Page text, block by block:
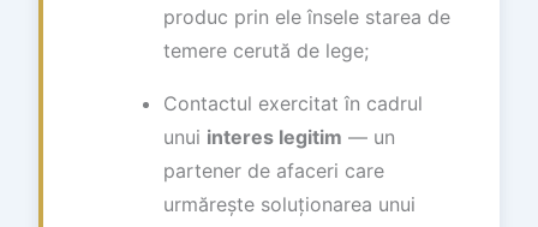
produc prin ele însele starea de
temere cerută de lege;
Contactul exercitat în cadrul
unui interes legitim — un
partener de afaceri care
urmărește soluționarea unui